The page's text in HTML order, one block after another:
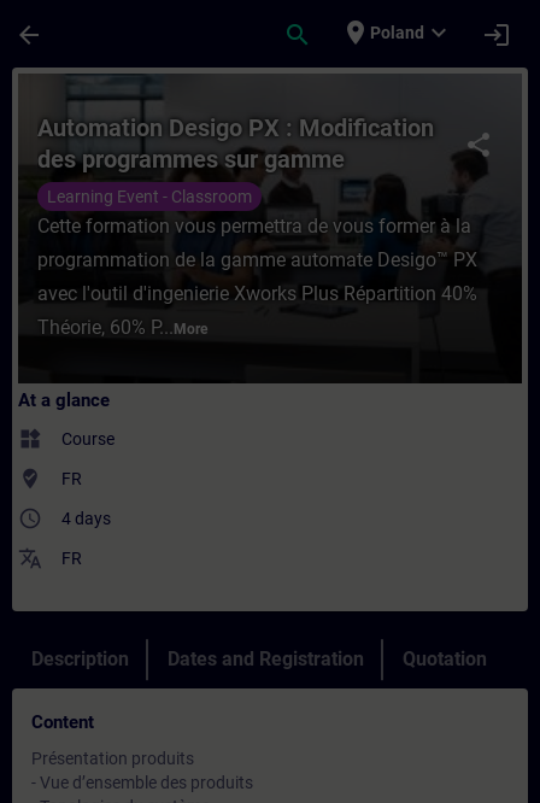
arrow_back search place Poland expand_more login
Course - Automation Desigo PX :
share
Automation Desigo PX : Modification
des programmes sur gamme
Classique (hors PXC4/5/7)
Learning Event - Classroom
Cette formation vous permettra de vous former à la
programmation de la gamme automate Desigo™ PX
avec l'outil d'ingenierie Xworks Plus Répartition 40%
Théorie, 60% P... More
At a glance
widgets Course
where_to_vote FR
access_time 4 days
translate FR
Description Dates and Registration Quotation
Content
Présentation produits
- Vue d’ensemble des produits